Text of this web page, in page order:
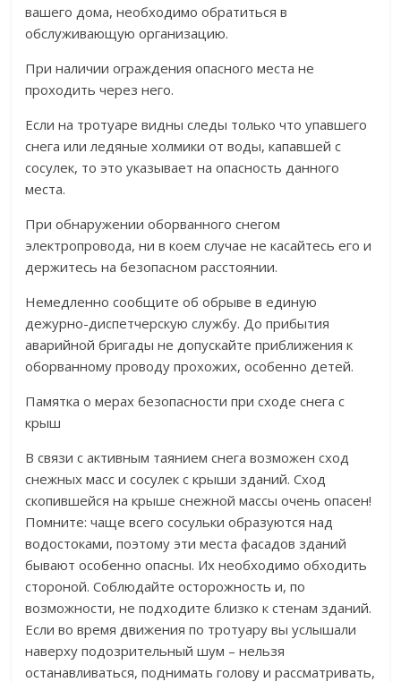
вашего дома, необходимо обратиться в
обслуживающую организацию.
При наличии ограждения опасного места не
проходить через него.
Если на тротуаре видны следы только что упавшего
снега или ледяные холмики от воды, капавшей с
сосулек, то это указывает на опасность данного
места.
При обнаружении оборванного снегом
электропровода, ни в коем случае не касайтесь его и
держитесь на безопасном расстоянии.
Немедленно сообщите об обрыве в единую
дежурно-диспетчерскую службу. До прибытия
аварийной бригады не допускайте приближения к
оборванному проводу прохожих, особенно детей.
Памятка о мерах безопасности при сходе снега с
крыш
В связи с активным таянием снега возможен сход
снежных масс и сосулек с крыши зданий. Сход
скопившейся на крыше снежной массы очень опасен!
Помните: чаще всего сосульки образуются над
водостоками, поэтому эти места фасадов зданий
бывают особенно опасны. Их необходимо обходить
стороной. Соблюдайте осторожность и, по
возможности, не подходите близко к стенам зданий.
Если во время движения по тротуару вы услышали
наверху подозрительный шум – нельзя
останавливаться, поднимать голову и рассматривать,